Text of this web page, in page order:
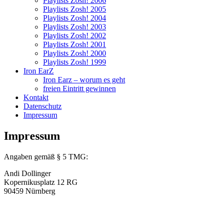
Playlists Zosh! 2005
Playlists Zosh! 2004
Playlists Zosh! 2003
Playlists Zosh! 2002
Playlists Zosh! 2001
Playlists Zosh! 2000
Playlists Zosh! 1999
Iron EarZ
Iron Earz – worum es geht
freien Eintritt gewinnen
Kontakt
Datenschutz
Impressum
Impressum
Angaben gemäß § 5 TMG:
Andi Dollinger
Kopernikusplatz 12 RG
90459 Nürnberg